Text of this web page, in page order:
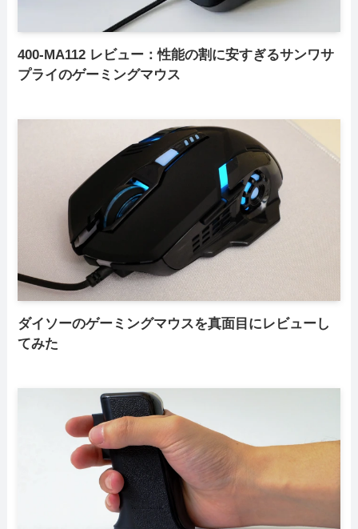
400-MA112 レビュー：性能の割に安すぎるサンワサ
プライのゲーミングマウス
ダイソーのゲーミングマウスを真面目にレビューし
てみた